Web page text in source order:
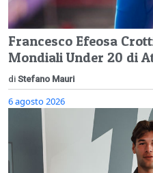
Francesco Efeosa
Mondiali Under 20 di
di Stefano Mauri
6 agosto 2026